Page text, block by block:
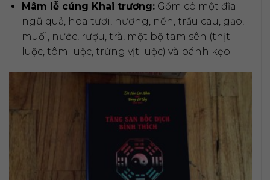
Mâm lễ cúng Khai trương:Gồm có một đĩa
ngũ quả, hoa tươi, hương, nến, trầu cau, gạo,
muối, nước, rượu, trà, một bộ tam sên (thịt
luộc, tôm luộc, trứng vịt luộc) và bánh kẹo.